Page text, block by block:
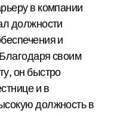
в компании
должности
и
своим
он быстро
и в
должность в